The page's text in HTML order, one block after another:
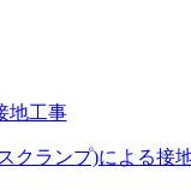
地工事
クランプ)による接